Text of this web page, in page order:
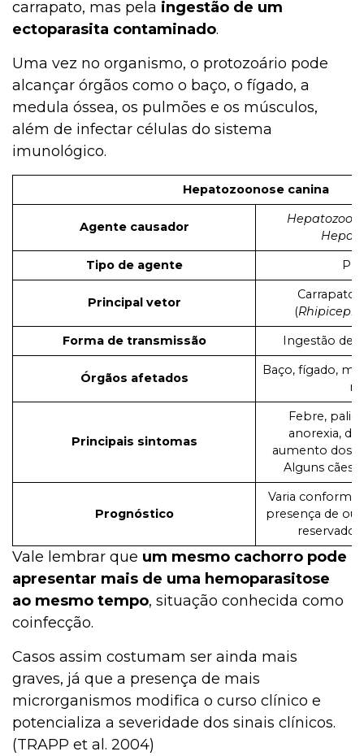
carrapato, mas pela ingestão de um
ectoparasita contaminado.
Uma vez no organismo, o protozoário pode
alcançar órgãos como o baço, o fígado, a
medula óssea, os pulmões e os músculos,
além de infectar células do sistema
imunológico.
Hepatozoonose canina
Agente causador
Hepatozoon
Tipo de agente
Principal vetor
(
Forma de transmissão
Ingestão de
Órgãos afetados
Baço, fígado,
Principais sintomas
Febre,
anorexia,
aumento dos
Alguns cães
Prognóstico
Varia conforme
presença de
reservado
Vale lembrar que um mesmo cachorro pode
apresentar mais de uma hemoparasitose
ao mesmo tempo, situação conhecida como
coinfecção.
Casos assim costumam ser ainda mais
graves, já que a presença de mais
microrganismos modifica o curso clínico e
potencializa a severidade dos sinais clínicos.
(TRAPP et al. 2004)